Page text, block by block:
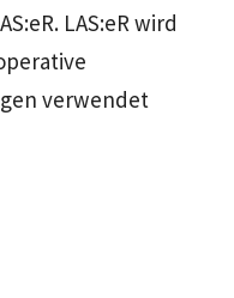
LAS:eR wird
verwendet